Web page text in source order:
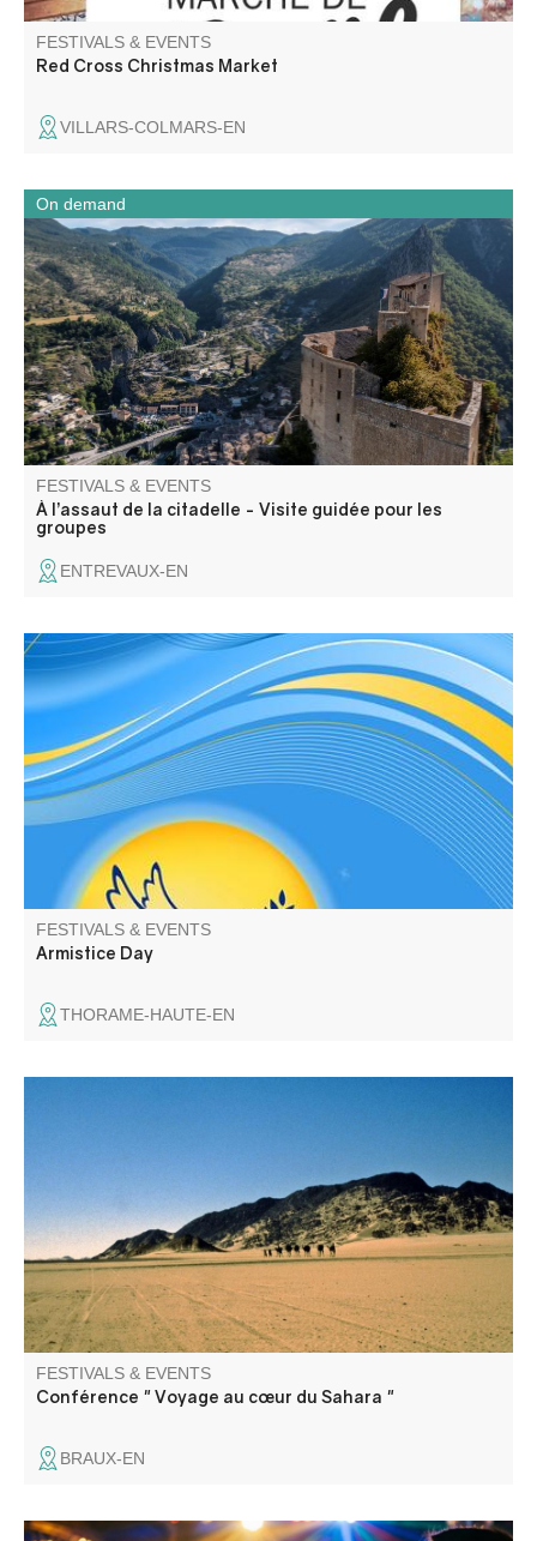
FESTIVALS & EVENTS
Red Cross Christmas Market
VILLARS-COLMARS-EN
Ancien château fort, devenue citadelle puis prison, ce
monument d’Entrevaux témoigne des différentes phases
de fortifications de la ville.
FESTIVALS & EVENTS
À l’assaut de la citadelle - Visite guidée pour les
groupes
On demand
ENTREVAUX-EN
Commemoration
FESTIVALS & EVENTS
Armistice Day
THORAME-HAUTE-EN
FESTIVALS & EVENTS
Conférence " Voyage au cœur du Sahara "
BRAUX-EN